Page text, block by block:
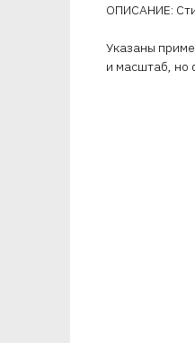
ОПИСАНИЕ:
Указаны
и масштаб, но